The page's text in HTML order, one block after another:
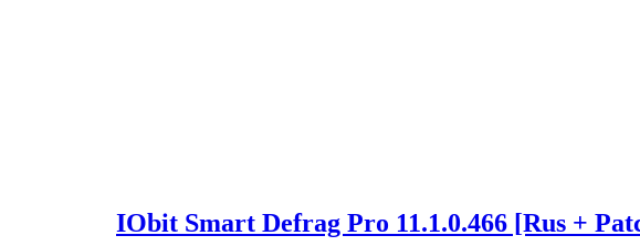
IObit Smart Defrag Pro 11.1.0.466 [Rus +